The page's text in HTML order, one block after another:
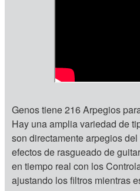
Genos tiene 216 Arpegios
Hay una amplia variedad de
son directamente arpegios
efectos de rasgueado de
en tiempo real con los
ajustando los filtros mientras